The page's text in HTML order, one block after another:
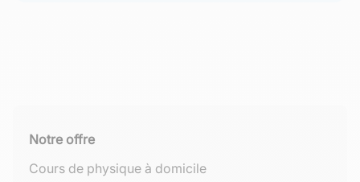
Notre offre
Cours de physique à domicile